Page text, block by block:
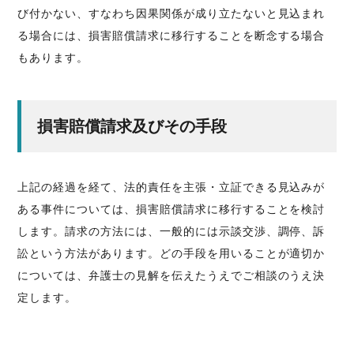
び付かない、すなわち因果関係が成り立たないと見込まれ
る場合には、損害賠償請求に移行することを断念する場合
もあります。
損害賠償請求及びその手段
上記の経過を経て、法的責任を主張・立証できる見込みが
ある事件については、損害賠償請求に移行することを検討
します。請求の方法には、一般的には示談交渉、調停、訴
訟という方法があります。どの手段を用いることが適切か
については、弁護士の見解を伝えたうえでご相談のうえ決
定します。